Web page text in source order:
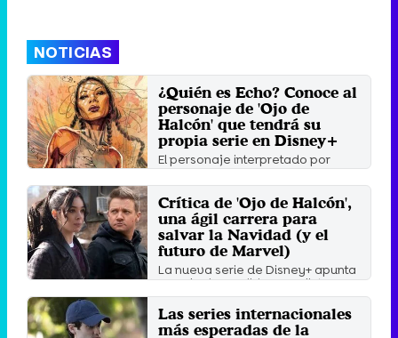
NOTICIAS
¿Quién es Echo? Conoce al
personaje de 'Ojo de
Halcón' que tendrá su
propia serie en Disney+
El personaje interpretado por
Alaqua Cox debuta en el segundo
episodio de la nueva ...
Jueves 25 Noviembre 2021 13:29
Crítica de 'Ojo de Halcón',
una ágil carrera para
salvar la Navidad (y el
futuro de Marvel)
La nueva serie de Disney+ apunta
a ser la despedida que Clint
Barton merece, pero, sobre ...
Martes 23 Noviembre 2021 18:00
Las series internacionales
más esperadas de la